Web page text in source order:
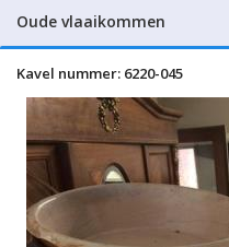
Oude vlaaikommen
Kavel nummer: 6220-045